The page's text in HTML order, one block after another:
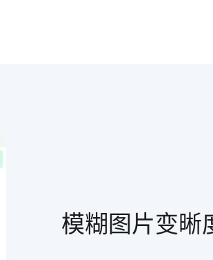
模糊图片变晰